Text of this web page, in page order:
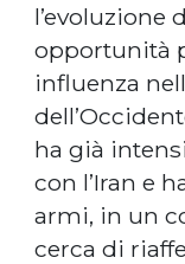
l’evoluzione
opportunità
influenza
ha già
con l’Iran e
armi, in un
cerca di